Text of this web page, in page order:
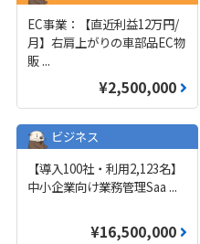
EC事業：【直近利益12万円/
月】右肩上がりの車部品EC物
販 ...
¥2,500,000
ビジネス
【導入100社・利用2,123名】
中小企業向け業務管理Saa ...
¥16,500,000